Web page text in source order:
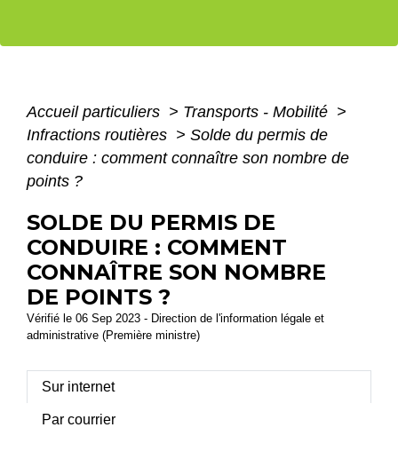
Accueil particuliers > Transports - Mobilité >
Infractions routières > Solde du permis de
conduire : comment connaître son nombre de
points ?
SOLDE DU PERMIS DE
CONDUIRE : COMMENT
CONNAÎTRE SON NOMBRE
DE POINTS ?
Vérifié le 06 Sep 2023 - Direction de l'information légale et
administrative (Première ministre)
Sur internet
Par courrier